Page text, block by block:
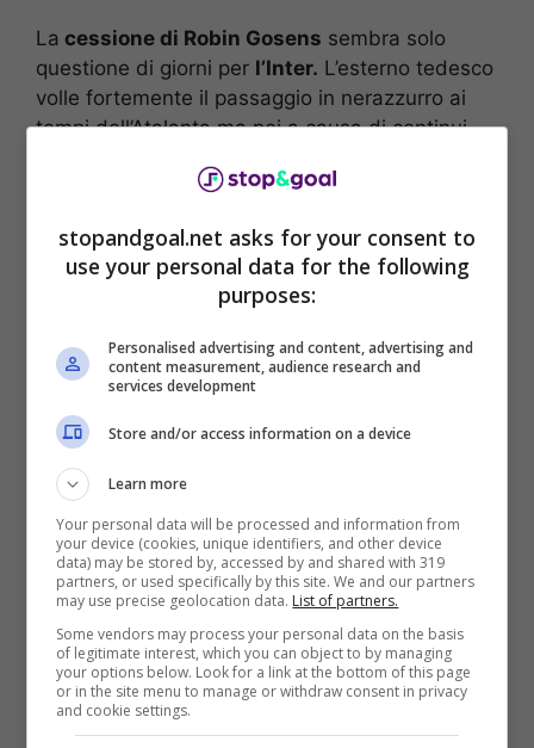
La cessione di Robin Gosens sembra solo
questione di giorni per l’Inter. L’esterno tedesco
volle fortemente il passaggio in nerazzurro ai
tempi dell’Atalanta ma poi a causa di continui
è mai riuscito ad esprimersi al meglio delle sue
Secondo quanto riferisceFabrizio Romano, il
Wolfsburg
ha deciso di spingere
sull’acceleratore per portareRobin Gosensin
Bundesliga. Il club vuole a tutti i costi l’ex
esterno dell’Atalanta e sta spingendo affinché
l’Inter accetti la proposta.
stopandgoal.net asks for your consent to
use your personal data for the following
purposes:
Personalised advertising and content, advertising and
content measurement, audience research and
services development
Store and/or access information on a device
Learn more
Your personal data will be processed and information from
your device (cookies, unique identifiers, and other device
data) may be stored by, accessed by and shared with 319
partners, or used specifically by this site. We and our partners
may use precise geolocation data. List of partners.
Some vendors may process your personal data on the basis
of legitimate interest, which you can object to by managing
your options below. Look for a link at the bottom of this page
or in the site menu to manage or withdraw consent in privacy
and cookie settings.